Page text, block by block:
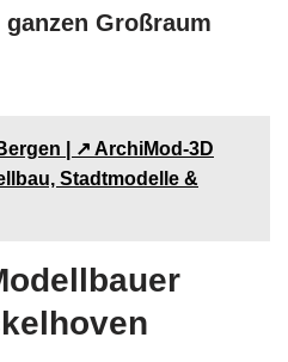
Großraum
| ↗️ ArchiMod-3D
Stadtmodelle &